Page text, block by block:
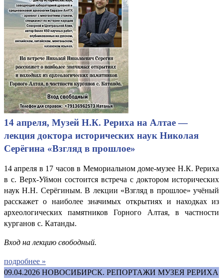
14 апреля, Музей Н.К. Рериха на Алтае —
лекция доктора исторических наук Николая
Серёгина «Взгляд в прошлое»
14 апреля в 17 часов в Мемориальном доме-музее Н.К. Рериха
в с. Верх-Уймон состоится встреча с доктором исторических
наук Н.Н. Серёгиным. В лекции «Взгляд в прошлое» учёный
расскажет о наиболее значимых открытиях и находках из
археологических памятников Горного Алтая, в частности
курганов с. Катанды.
Вход на лекцию свободный.
подробнее »
09.04.2026 НОВОСИБИРСК. РЕПОРТАЖИ МУЗЕЯ РЕРИХА